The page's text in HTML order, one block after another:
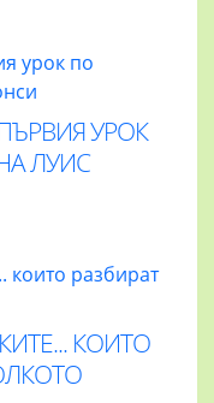
УРОК
ЛУИС
КОИТО